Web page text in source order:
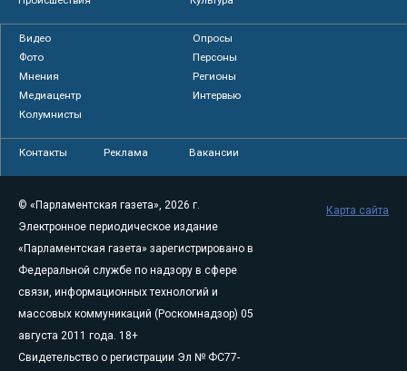
Видео
Опросы
Фото
Персоны
Мнения
Регионы
Медиацентр
Интервью
Колумнисты
Контакты Реклама Вакансии
© «Парламентская газета», 2026 г.
Электронное периодическое издание
«Парламентская газета» зарегистрировано в
Федеральной службе по надзору в сфере
связи, информационных технологий и
массовых коммуникаций (Роскомнадзор) 05
августа 2011 года. 18+
Свидетельство о регистрации Эл № ФС77-
Карта сайта